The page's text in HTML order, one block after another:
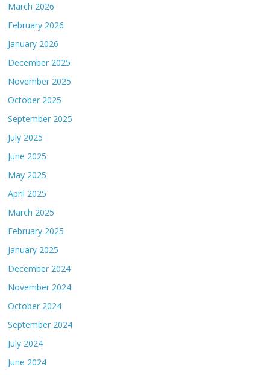
March 2026
February 2026
January 2026
December 2025
November 2025
October 2025
September 2025
July 2025
June 2025
May 2025
April 2025
March 2025
February 2025
January 2025
December 2024
November 2024
October 2024
September 2024
July 2024
June 2024